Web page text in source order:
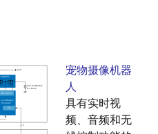
宠物摄像机器
人
具有实时视
频、音频和无